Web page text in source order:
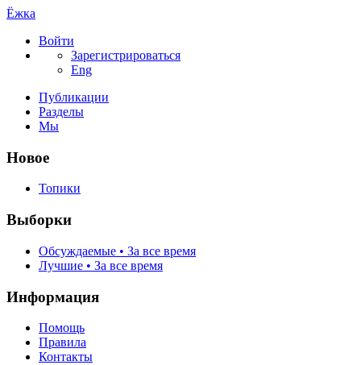
Ёжка
Войти
Зарегистрироваться
Eng
Публикации
Разделы
Мы
Новое
Топики
Выборки
Обсуждаемые • За все время
Лучшие • За все время
Информация
Помощь
Правила
Контакты